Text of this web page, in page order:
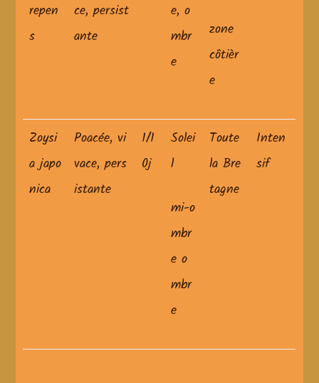
repen
s
ce, persist
ante
e, o
mbr
e
zone
côtièr
e
Zoysi
a japo
nica
Poacée, vi
vace, pers
istante
1/1
0j
Solei
l
mi-o
mbr
e o
mbr
e
Toute
la Bre
tagne
Inten
sif